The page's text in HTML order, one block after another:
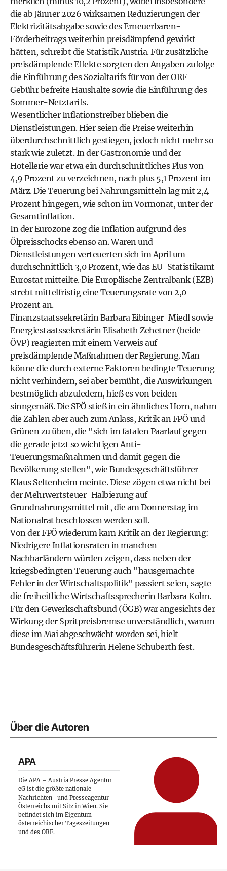
die ab Jänner 2026 wirksamen Reduzierungen der
Elektrizitätsabgabe sowie des Erneuerbaren-
Förderbeitrags weiterhin preisdämpfend gewirkt
hätten, schreibt die Statistik Austria. Für zusätzliche
preisdämpfende Effekte sorgten den Angaben zufolge
die Einführung des Sozialtarifs für von der ORF-
Gebühr befreite Haushalte sowie die Einführung des
Sommer-Netztarifs.
Wesentlicher Inflationstreiber blieben die
Dienstleistungen. Hier seien die Preise weiterhin
überdurchschnittlich gestiegen, jedoch nicht mehr so
stark wie zuletzt. In der Gastronomie und der
Hotellerie war etwa ein durchschnittliches Plus von
4,9 Prozent zu verzeichnen, nach plus 5,1 Prozent im
März. Die Teuerung bei Nahrungsmitteln lag mit 2,4
Prozent hingegen, wie schon im Vormonat, unter der
Gesamtinflation.
In der Eurozone zog die Inflation aufgrund des
Ölpreisschocks ebenso an. Waren und
Dienstleistungen verteuerten sich im April um
durchschnittlich 3,0 Prozent, wie das EU-Statistikamt
Eurostat mitteilte. Die Europäische Zentralbank (EZB)
strebt mittelfristig eine Teuerungsrate von 2,0
Prozent an.
Finanzstaatssekretärin Barbara Eibinger-Miedl sowie
Energiestaatssekretärin Elisabeth Zehetner (beide
ÖVP) reagierten mit einem Verweis auf
preisdämpfende Maßnahmen der Regierung. Man
könne die durch externe Faktoren bedingte Teuerung
nicht verhindern, sei aber bemüht, die Auswirkungen
bestmöglich abzufedern, hieß es von beiden
sinngemäß. Die SPÖ stieß in ein ähnliches Horn, nahm
die Zahlen aber auch zum Anlass, Kritik an FPÖ und
Grünen zu üben, die "sich im fatalen Paarlauf gegen
die gerade jetzt so wichtigen Anti-
Teuerungsmaßnahmen und damit gegen die
Bevölkerung stellen", wie Bundesgeschäftsführer
Klaus Seltenheim meinte. Diese zögen etwa nicht bei
der Mehrwertsteuer-Halbierung auf
Grundnahrungsmittel mit, die am Donnerstag im
Nationalrat beschlossen werden soll.
Von der FPÖ wiederum kam Kritik an der Regierung:
Niedrigere Inflationsraten in manchen
Nachbarländern würden zeigen, dass neben der
kriegsbedingten Teuerung auch "hausgemachte
Fehler in der Wirtschaftspolitik" passiert seien, sagte
die freiheitliche Wirtschaftssprecherin Barbara Kolm.
Für den Gewerkschaftsbund (ÖGB) war angesichts der
Wirkung der Spritpreisbremse unverständlich, warum
diese im Mai abgeschwächt worden sei, hielt
Bundesgeschäftsführerin Helene Schuberth fest.
Über die Autoren
APA
Die APA – Austria Presse Agentur
eG ist die größte nationale
Nachrichten- und Presseagentur
Österreichs mit Sitz in Wien. Sie
befindet sich im Eigentum
österreichischer Tageszeitungen
und des ORF.